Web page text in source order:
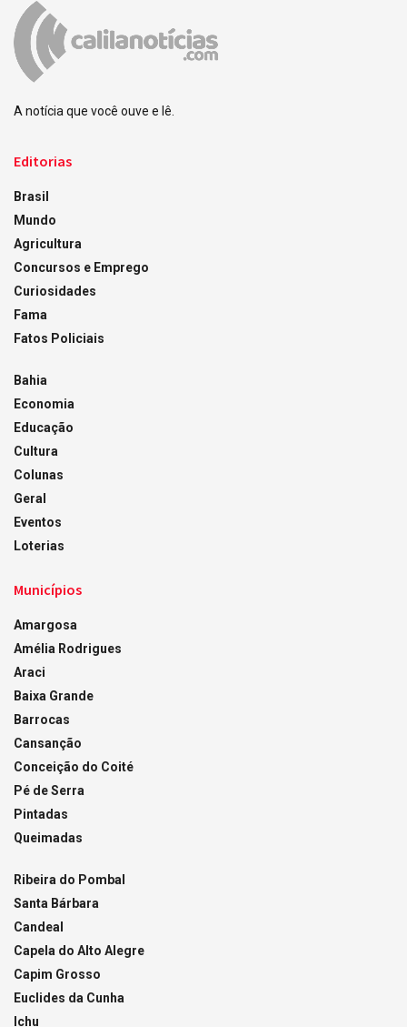
A notícia que você ouve e lê.
Editorias
Brasil
Mundo
Agricultura
Concursos e Emprego
Curiosidades
Fama
Fatos Policiais
Bahia
Economia
Educação
Cultura
Colunas
Geral
Eventos
Loterias
Municípios
Amargosa
Amélia Rodrigues
Araci
Baixa Grande
Barrocas
Cansanção
Conceição do Coité
Pé de Serra
Pintadas
Queimadas
Ribeira do Pombal
Santa Bárbara
Candeal
Capela do Alto Alegre
Capim Grosso
Euclides da Cunha
Ichu